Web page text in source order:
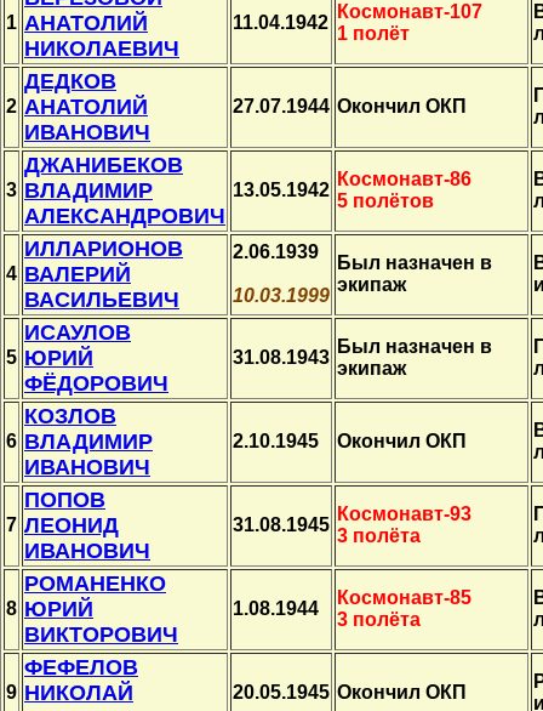
1 АНАТОЛИЙ
НИКОЛАЕВИЧ
11.04.1942
Космонавт-107
1 полёт
2
ДЕДКОВ
АНАТОЛИЙ
ИВАНОВИЧ
27.07.1944 Окончил ОКП
3
ДЖАНИБЕКОВ
ВЛАДИМИР
АЛЕКСАНДРОВИЧ
13.05.1942
Космонавт-86
5 полётов
4
ИЛЛАРИОНОВ
ВАЛЕРИЙ
ВАСИЛЬЕВИЧ
2.06.1939
10.03.1999
Был назначен в
экипаж
5
ИСАУЛОВ
ЮРИЙ
ФЁДОРОВИЧ
31.08.1943
Был назначен в
экипаж
6
КОЗЛОВ
ВЛАДИМИР
ИВАНОВИЧ
2.10.1945 Окончил ОКП
7
ПОПОВ
ЛЕОНИД
ИВАНОВИЧ
31.08.1945
Космонавт-93
3 полёта
8
РОМАНЕНКО
ЮРИЙ
ВИКТОРОВИЧ
1.08.1944
Космонавт-85
3 полёта
9
ФЕФЕЛОВ
НИКОЛАЙ
20.05.1945 Окончил ОКП